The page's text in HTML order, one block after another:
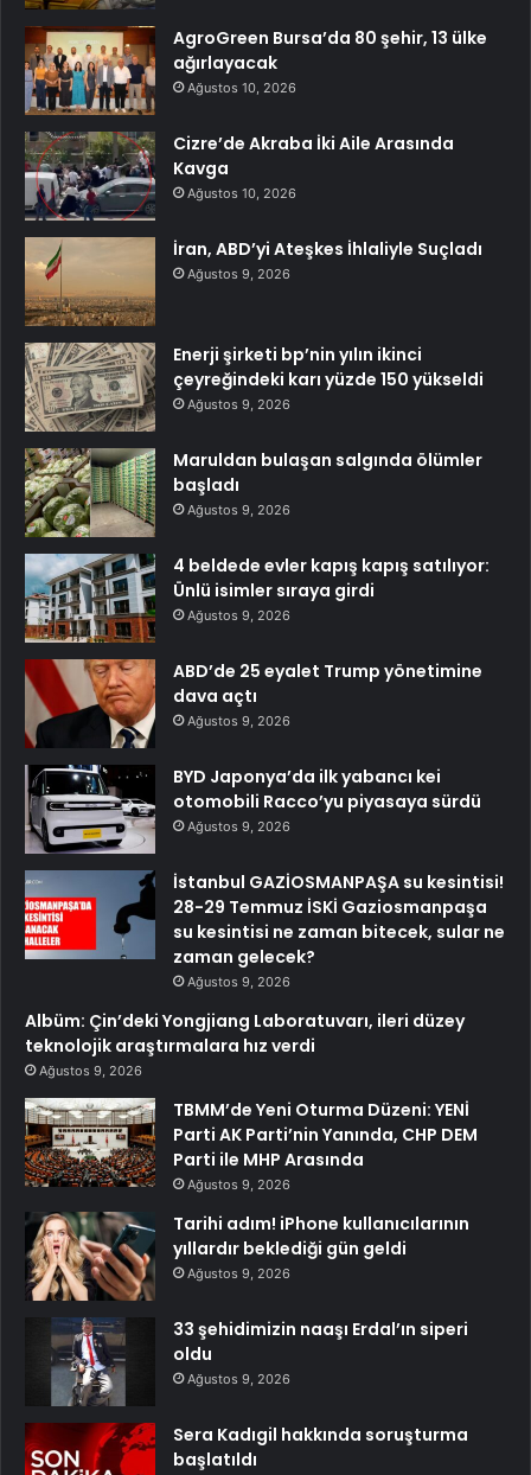
AgroGreen Bursa’da 80 şehir, 13 ülke
ağırlayacak
Ağustos 10, 2026
Cizre’de Akraba İki Aile Arasında
Kavga
Ağustos 10, 2026
İran, ABD’yi Ateşkes İhlaliyle Suçladı
Ağustos 9, 2026
Enerji şirketi bp’nin yılın ikinci
çeyreğindeki karı yüzde 150 yükseldi
Ağustos 9, 2026
Maruldan bulaşan salgında ölümler
başladı
Ağustos 9, 2026
4 beldede evler kapış kapış satılıyor:
Ünlü isimler sıraya girdi
Ağustos 9, 2026
ABD’de 25 eyalet Trump yönetimine
dava açtı
Ağustos 9, 2026
BYD Japonya’da ilk yabancı kei
otomobili Racco’yu piyasaya sürdü
Ağustos 9, 2026
İstanbul GAZİOSMANPAŞA su kesintisi!
28-29 Temmuz İSKİ Gaziosmanpaşa
su kesintisi ne zaman bitecek, sular ne
zaman gelecek?
Ağustos 9, 2026
Albüm: Çin’deki Yongjiang Laboratuvarı, ileri düzey
teknolojik araştırmalara hız verdi
Ağustos 9, 2026
TBMM’de Yeni Oturma Düzeni: YENİ
Parti AK Parti’nin Yanında, CHP DEM
Parti ile MHP Arasında
Ağustos 9, 2026
Tarihi adım! iPhone kullanıcılarının
yıllardır beklediği gün geldi
Ağustos 9, 2026
33 şehidimizin naaşı Erdal’ın siperi
oldu
Ağustos 9, 2026
Sera Kadıgil hakkında soruşturma
başlatıldı